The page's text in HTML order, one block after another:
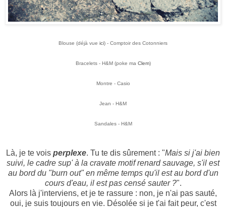
Blouse (déjà vue ici) - Comptoir des Cotonniers
Bracelets - H&M (poke ma Clem)
Montre - Casio
Jean - H&M
Sandales - H&M
Là, je te vois perplexe. Tu te dis sûrement : "Mais si j'ai bien
suivi, le cadre sup' à la cravate motif renard sauvage, s'il est
au bord du "burn out" en même temps qu'il est au bord d'un
cours d'eau, il est pas censé sauter ?".
Alors là j'interviens, et je te rassure : non, je n'ai pas sauté,
oui, je suis toujours en vie. Désolée si je t'ai fait peur, c'est